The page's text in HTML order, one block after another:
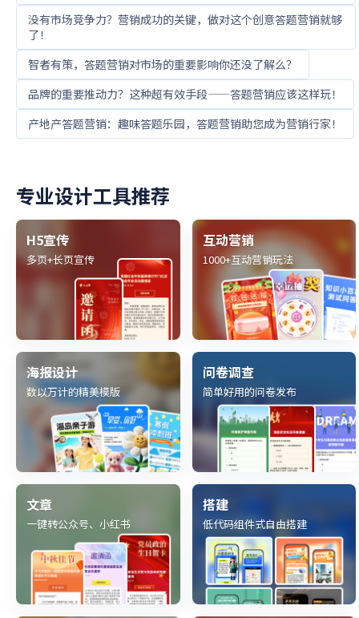
没有市场竞争力？营销成功的关键，做对这个创意答题营销就够
了！
智者有策，答题营销对市场的重要影响你还没了解么？
品牌的重要推动力？这种超有效手段——答题营销应该这样玩！
产地产答题营销：趣味答题乐园，答题营销助您成为营销行家！
专业设计工具推荐
H5宣传
多页+长页宣传
互动营销
1000+互动营销玩法
海报设计
数以万计的精美模版
问卷调查
简单好用的问卷发布
文章
一键转公众号、小红书
搭建
低代码组件式自由搭建